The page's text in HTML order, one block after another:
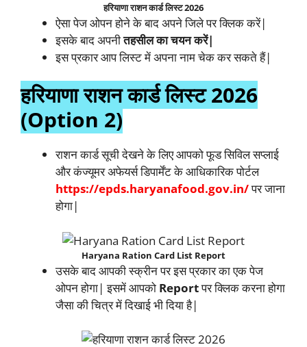
हरियाणा राशन कार्ड लिस्ट 2026
ऐसा पेज ओपन होने के बाद अपने जिले पर क्लिक करें|
इसके बाद अपनीतहसील का चयन करें|
इस प्रकार आप लिस्ट में अपना नाम चेक कर सकते हैं|
हरियाणा राशन कार्ड लिस्ट 2026
(Option 2)
राशन कार्ड सूची देखने के लिए आपको फूड सिविल सप्लाई
और कंज्यूमर अफेयर्स डिपार्मेंट के आधिकारिक पोर्टल
https://epds.haryanafood.gov.in/पर जाना
होगा|
Haryana Ration Card List Report
उसके बाद आपकी स्क्रीन पर इस प्रकार का एक पेज
ओपन होगा| इसमें आपको Reportपर क्लिक करना होगा
जैसा की चित्र में दिखाई भी दिया है|